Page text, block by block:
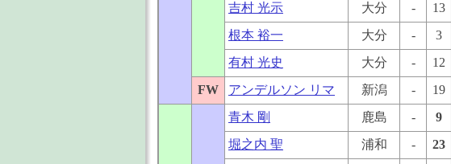
吉村 光示
大分 - 13
根本 裕一
大分 - 3
有村 光史
大分 - 12
FW
アンデルソン リマ 新潟 - 19
青木 剛 鹿島 - 9
堀之内 聖
浦和 - 23